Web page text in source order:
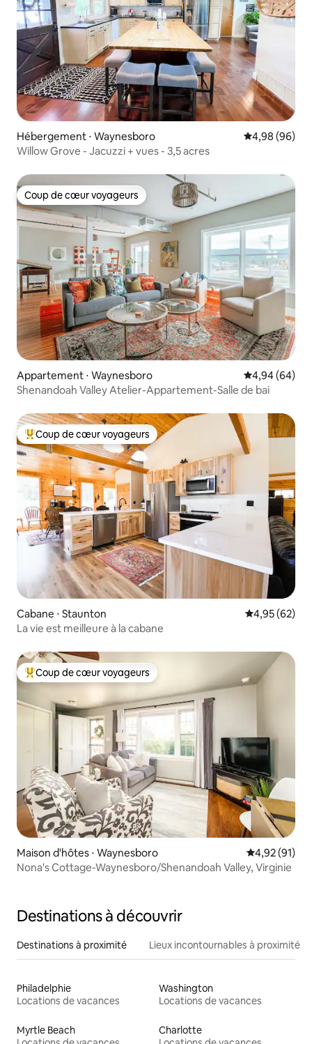
Hébergement ⋅ Waynesboro Évaluation
4,98 (96)
Willow Grove - Jacuzzi + vues - 3,5 acres
Coup de cœur voyageurs
Coup de cœur voyageurs
Appartement ⋅ Waynesboro Évaluation
4,94 (64)
Shenandoah Valley Atelier-Appartement-Salle de bai
Coups de cœur voyageurs les plus appréciés
Coup de cœur voyageurs
Cabane ⋅ Staunton Évaluation
4,95 (62)
La vie est meilleure à la cabane
Coups de cœur voyageurs les plus appréciés
Coup de cœur voyageurs
Maison d'hôtes ⋅ Waynesboro Évaluation
4,92 (91)
Nona's Cottage-Waynesboro/Shenandoah Valley, Virginie
Destinations à découvrir
Destinations à proximité Lieux incontournables à proximité
Philadelphie
Locations de vacances
Washington
Locations de vacances
Myrtle Beach
Charlotte